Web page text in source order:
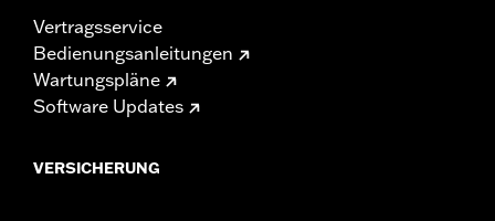
Vertragsservice
Bedienungsanleitungen
Wartungspläne
Software Updates
VERSICHERUNG